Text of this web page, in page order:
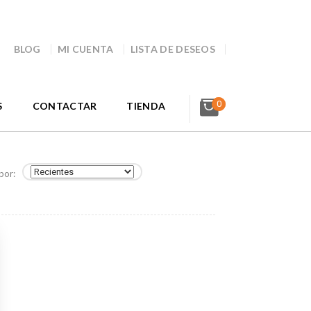
BLOG MI CUENTA LISTA DE DESEOS
CONTACTAR TIENDA 0